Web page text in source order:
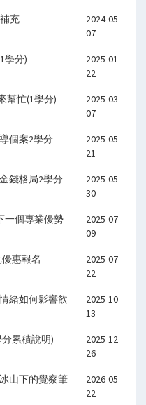
充
2024-05-
07
學分)
2025-01-
22
幫忙(1學分)
2025-03-
07
個案2學分
2025-05-
21
錢格局2學分
2025-05-
30
一個專業優勢
2025-07-
09
惠報名
2025-07-
22
緒如何影響飲
2025-10-
13
分累積說明)
2025-12-
26
山下的覺察筆
2026-05-
22